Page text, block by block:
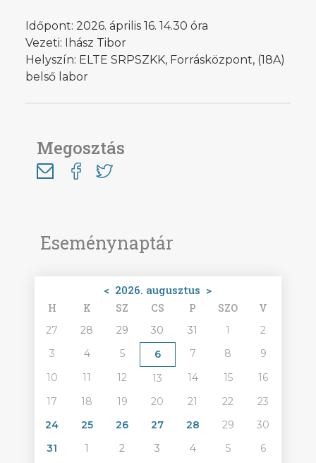
Eseménynaptár
< 2026. augusztus >
H K SZ CS P SZO V
27 28 29 30 31 1
2
3
4 5 6 7 8
9
10
11 12 13 14 15
16
17
18 19 20 21 22
23
24
25 26 27 28 29
30
31
1 2 3 4 5 6
Időpont: 2026. április 16. 14.30 óra
Vezeti: Ihász Tibor
Helyszín: ELTE SRPSZKK, Forrásközpont, (18A)
belső labor
Megosztás